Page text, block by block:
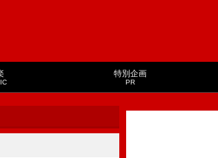
特別企画
PR